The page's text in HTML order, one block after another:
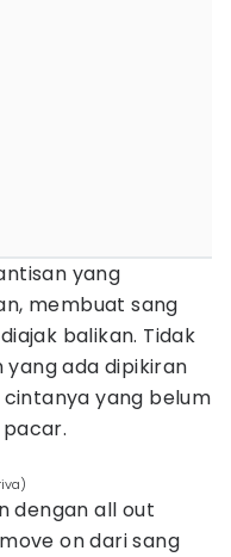
yang
membuat sang
balikan. Tidak
yang ada dipikiran
yang belum
dengan all out
on dari sang